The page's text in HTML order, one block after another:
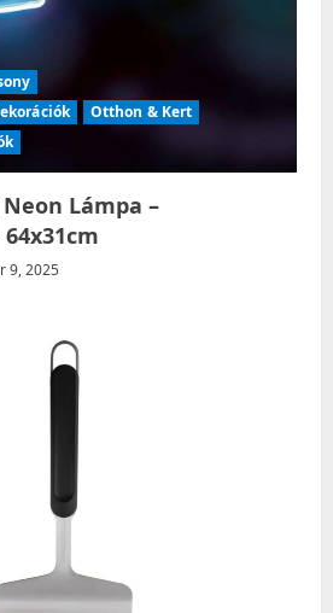
Otthon & Kert
Lámpa –
9, 2025